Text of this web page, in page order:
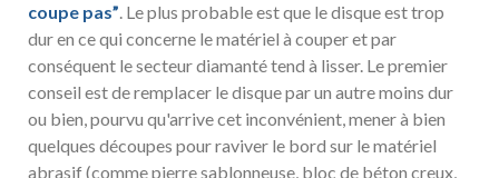
coupe pas”. Le plus probable est que le disque est trop
dur en ce qui concerne le matériel à couper et par
conséquent le secteur diamanté tend à lisser. Le premier
conseil est de remplacer le disque par un autre moins dur
ou bien, pourvu qu'arrive cet inconvénient, mener à bien
quelques découpes pour raviver le bord sur le matériel
abrasif (comme pierre sablonneuse, bloc de béton creux,